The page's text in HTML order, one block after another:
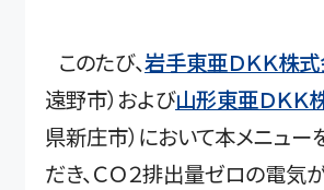
このたび、岩手東亜ＤＫＫ株
遠野市）および山形東亜ＤＫＫ
県新庄市）において本メニュー
だき、ＣＯ２排出量ゼロの電気